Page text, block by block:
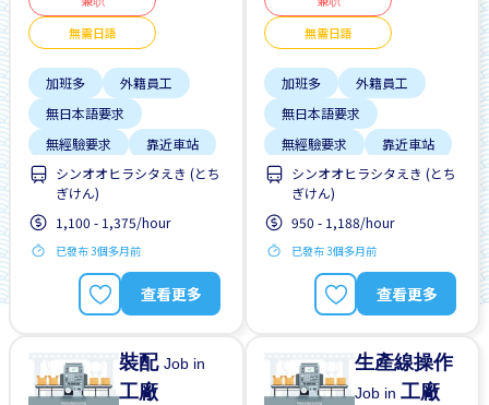
無需日語
加班多
外籍員工
無日本語要求
無經驗要求
靠近車站
預付工資
シンオオヒラシタえき (とち
ぎけん)
1,100 - 1,375/hour
已發布 3個多月前
查看更多
無需日語
加班多
外籍員工
無日本語要求
無經驗要求
靠近車站
預付工資
シンオオヒラシタえき (とち
ぎけん)
950 - 1,188/hour
已發布 3個多月前
查看更多
裝配Job in
工廠
生產線操作
Job in工廠